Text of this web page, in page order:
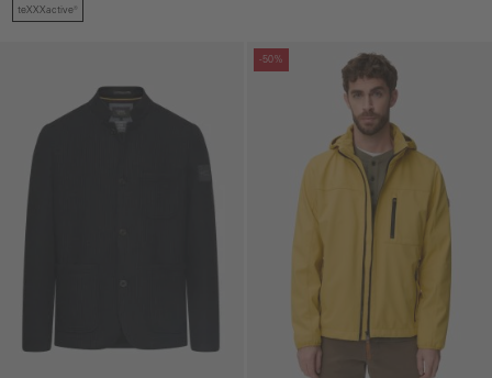
teXXXactive®
-50%
Galerie overslaan